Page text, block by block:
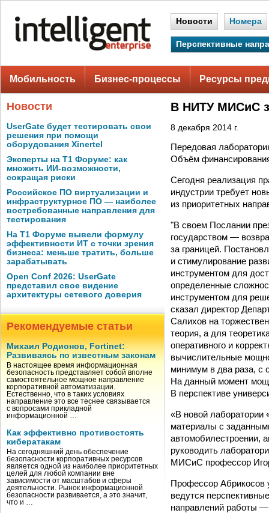
Новости Номера
Перспективные
Мобильность Бизнес-процессы Ресурсы
Новости
UserGate будет тестировать свои
решения при помощи
оборудования Xinertel
Эксперты на Т1 Форуме: как
множить ИИ-возможности,
сокращая риски
Российское ПО виртуализации и
инфраструктурное ПО — наиболее
востребованные направления для
тестирования
На Т1 Форуме вывели формулу
эффективности ИТ с точки зрения
бизнеса: меньше тратить, больше
зарабатывать
Open Conf 2026: UserGate
представил свое видение
архитектуры сетевого доверия
Рекомендуемые статьи
Михаил Родионов, Fortinet:
Развиваясь по известным законам
В настоящее время информационная
безопасность представляет собой вполне
самостоятельное мощное направление
корпоративной автоматизации.
Естественно, что в таких условиях
направление это все теснее связывается
с вопросами прикладной
информационной …
Как эффективно противостоять
кибератакам
На сегодняшний день обеспечение
безопасности корпоративных ресурсов
является одной из наиболее приоритетных
целей для любой компании вне
зависимости от масштабов и сферы
деятельности. Рынок информационной
безопасности развивается, а это значит,
что и …
В НИТУ МИСиС
8 декабря 2014 г.
Передовая
Объём
Сегодня реализация
индустрии требует
из приоритетных
"В своем Послании
государством —
за границей.
и стимулирование
инструментом для
определенные
инструментом для
сказал директор
Салихов на
теория, а для
оперативного и
вычислительные
минимум в два раза, с
На данный момент
В перспективе
«В новой лаборатории
материалы с
автомобилестроении,
руководить
МИСиС профессор
Профессор Абрикосов
ведутся
направлений работы —